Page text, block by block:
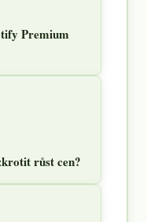
Premium
růst cen?